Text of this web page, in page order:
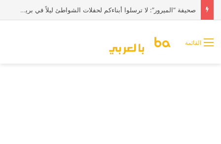
صحيفة “الميرور”: لا ترسلوا أبناءكم لحفلات الشواطئ ليلاً في بريطانيا
القائمة